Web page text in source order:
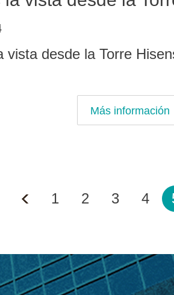
vista desde la Torre
Más información
1 2 3 4